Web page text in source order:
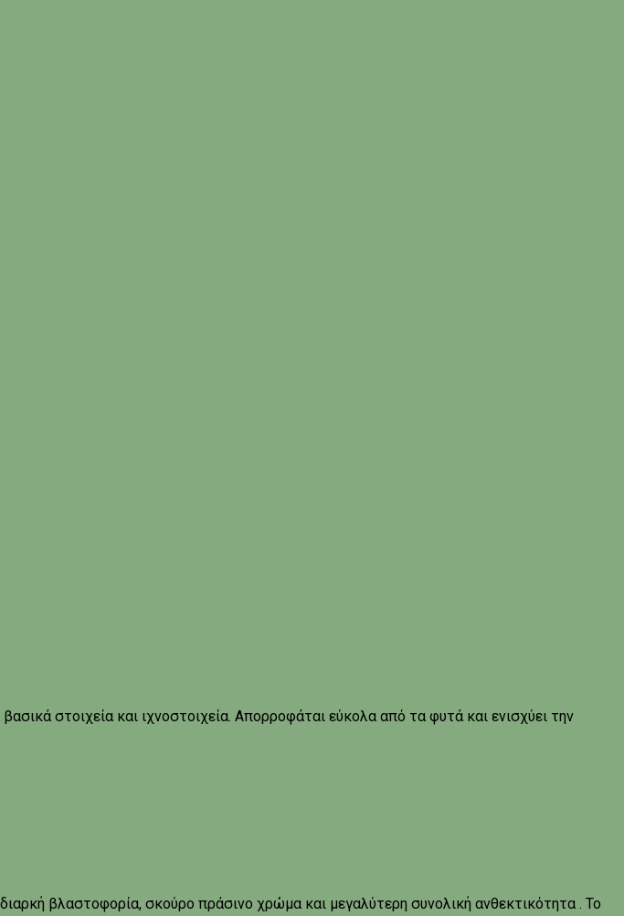
στοιχεία και ιχνοστοιχεία. Απορροφάται εύκολα από τα φυτά και ενισχύει την
βλαστοφορία, σκούρο πράσινο χρώμα και μεγαλύτερη συνολική ανθεκτικότητα . Το